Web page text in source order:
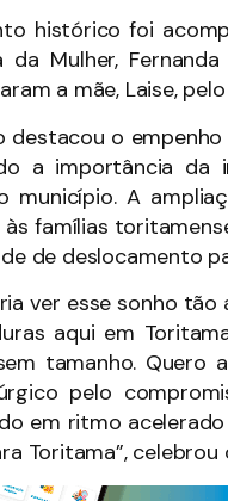
histórico foi
da Mulher,
a mãe, Laise,
destacou o
a importância da
município. A
às famílias
de deslocamento
ver esse sonho
aqui em
tamanho. Quero
pelo
em ritmo
Toritama”,